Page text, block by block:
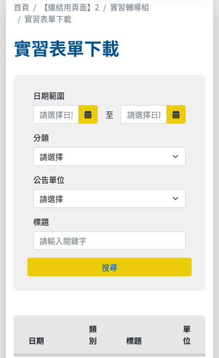
首頁 【連結用頁面】2
實習輔導組
實習表單下載
實習表單下載
日期範圍
日期範圍開始
至 日期範圍結束 日期範圍
分類
公告單位
標題
搜尋
日期
類
別
標題
單
位